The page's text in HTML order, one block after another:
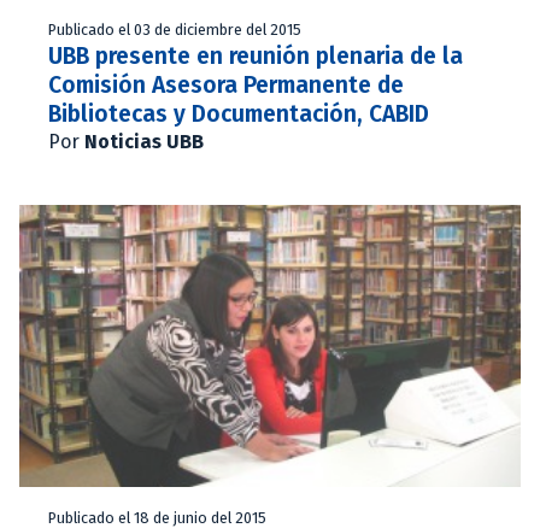
Publicado el 03 de diciembre del 2015
UBB presente en reunión plenaria de la
Comisión Asesora Permanente de
Bibliotecas y Documentación, CABID
Por Noticias UBB
Publicado el 18 de junio del 2015